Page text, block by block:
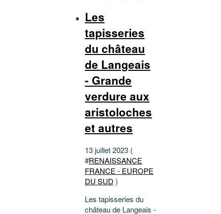
Les
tapisseries
du château
de Langeais
- Grande
verdure aux
aristoloches
et autres
13 juillet 2023 (
#RENAISSANCE
FRANCE - EUROPE
DU SUD )
Les tapisseries du
château de Langeais -